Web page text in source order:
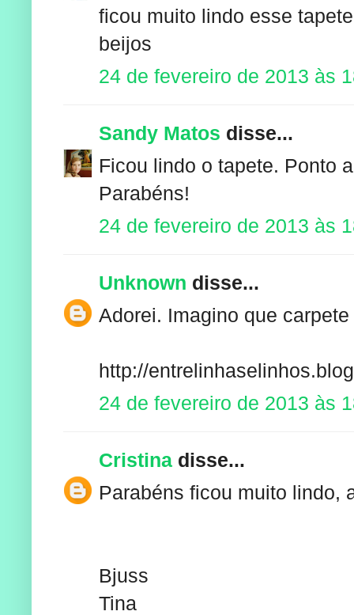
ficou muito lindo esse
beijos
24 de fevereiro de 2013 às
Sandy Matos disse...
Ficou lindo o tapete. Ponto
Parabéns!
24 de fevereiro de 2013 às
Unknown disse...
Adorei. Imagino que
http://
24 de fevereiro de 2013 às
Cristina disse...
Parabéns ficou muito lindo,
Bjuss
Tina